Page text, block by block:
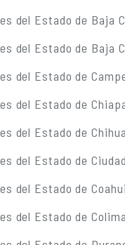
del Estado de Baja
del Estado de Baja
del Estado de
del Estado de
del Estado de
del Estado de
del Estado de
del Estado de Colima